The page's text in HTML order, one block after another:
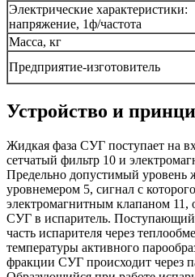
Электрические характеристики:
напряжение, 1ф/частота
Масса, кг
Предприятие-изготовитель
Устройство и
Жидкая фаза СУГ поступает на
сетчатый фильтр 10 и
Предельно допустимый уровень
уровнемером 5, сигнал с
электромагнитным клапаном 11,
СУГ в испаритель.
часть испарителя через
температуры активного
фракции СУГ происходит через